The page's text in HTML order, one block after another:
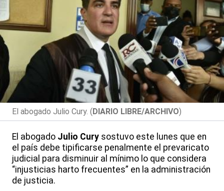
El abogado Julio Cury. (DIARIO LIBRE/ARCHIVO)
El abogado Julio Cury sostuvo este lunes que en
el país debe tipificarse penalmente el prevaricato
judicial para disminuir al mínimo lo que considera
“injusticias harto frecuentes” en la administración
de justicia.